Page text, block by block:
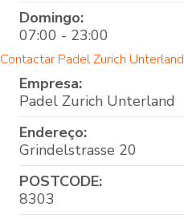
Domingo:
07:00 - 23:00
Contactar Padel Zurich Unterland
Empresa:
Padel Zurich Unterland
Endereço:
Grindelstrasse 20
POSTCODE:
8303